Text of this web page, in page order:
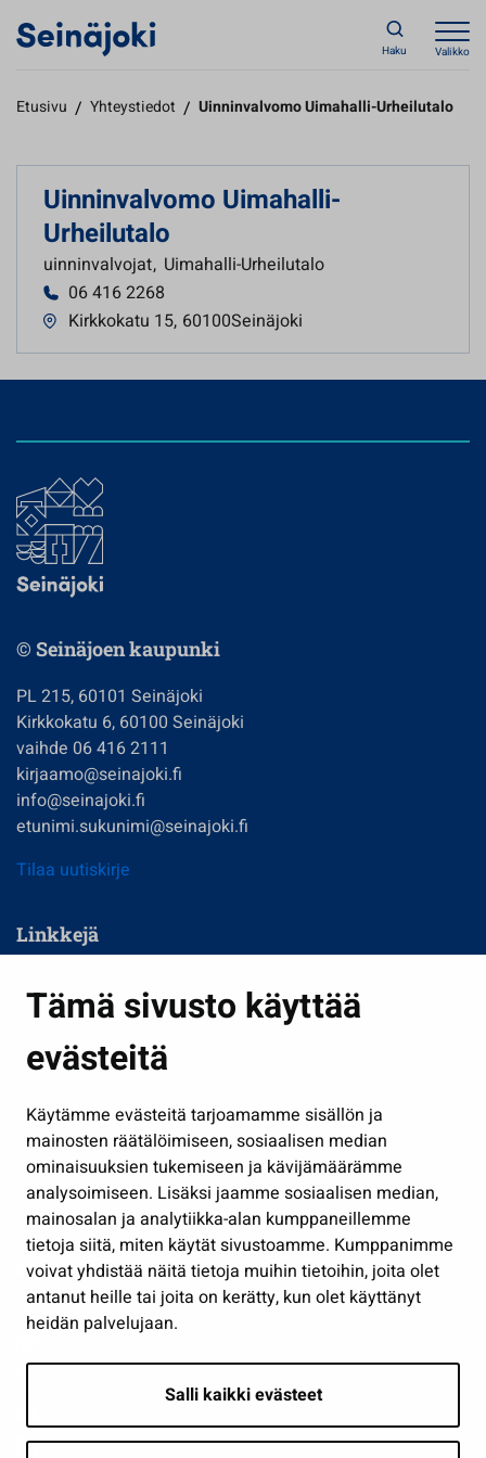
Tämä sivusto käyttää
evästeitä
Käytämme evästeitä tarjoamamme sisällön ja
mainosten räätälöimiseen, sosiaalisen median
ominaisuuksien tukemiseen ja kävijämäärämme
analysoimiseen. Lisäksi jaamme sosiaalisen median,
mainosalan ja analytiikka-alan kumppaneillemme
tietoja siitä, miten käytät sivustoamme. Kumppanimme
voivat yhdistää näitä tietoja muihin tietoihin, joita olet
antanut heille tai joita on kerätty, kun olet käyttänyt
heidän palvelujaan.
Salli kaikki evästeet
Haku Valikko
Etusivu / Yhteystiedot / Uinninvalvomo Uimahalli-Urheilutalo
Uinninvalvomo Uimahalli-
Urheilutalo
uinninvalvojat, Uimahalli-Urheilutalo
06 416 2268
Kirkkokatu 15, 60100Seinäjoki
© Seinäjoen kaupunki
PL 215, 60101 Seinäjoki
Kirkkokatu 6, 60100 Seinäjoki
vaihde 06 416 2111
kirjaamo@seinajoki.fi
info@seinajoki.fi
etunimi.sukunimi@seinajoki.fi
Tilaa uutiskirje
Linkkejä
Kasvatus ja opetus
Kulttuuri ja liikunta
Työ ja yrittäminen
Osallistu ja asioi
Näytä omat evästeasetukseni
Seuraa meitä